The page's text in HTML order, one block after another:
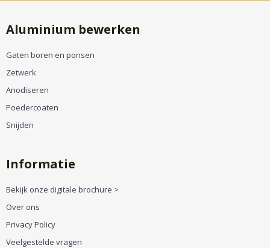
Aluminium bewerken
Gaten boren en ponsen
Zetwerk
Anodiseren
Poedercoaten
Snijden
Informatie
Bekijk onze digitale brochure >
Over ons
Privacy Policy
Veelgestelde vragen